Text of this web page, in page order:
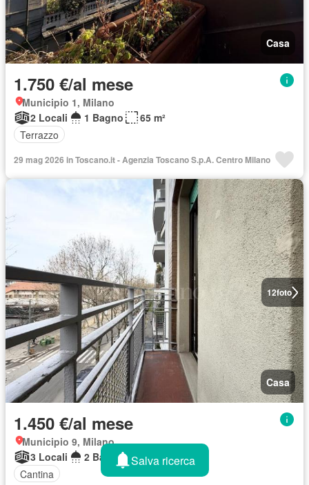
Casa
1.750 €/al mese
Municipio 1, Milano
2 Locali
1 Bagno
65 m²
Terrazzo
29 mag 2026 in Toscano.it - Agenzia Toscano S.p.A. Centro Milano
12foto
Casa
1.450 €/al mese
Municipio 9, Milano
3 Locali
2 Bagni
85 m²
Cantina
Salva ricerca